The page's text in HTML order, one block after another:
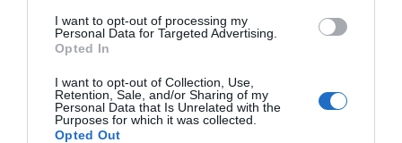
I want to opt-out of processing my
Personal Data for Targeted Advertising.
Opted In
I want to opt-out of Collection, Use,
Retention, Sale, and/or Sharing of my
Personal Data that Is Unrelated with the
Purposes for which it was collected.
Opted Out